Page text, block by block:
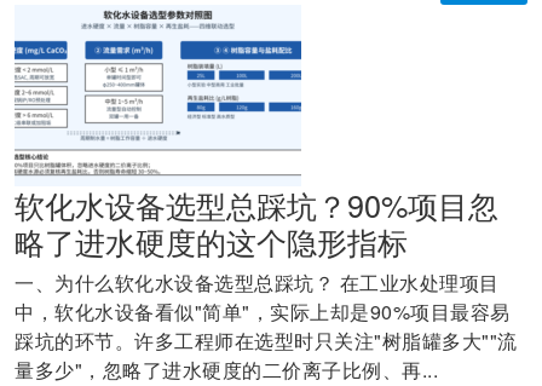
软化水设备选型总踩坑？90%项目忽
略了进水硬度的这个隐形指标
一、为什么软化水设备选型总踩坑？ 在工业水处理项目
中，软化水设备看似"简单"，实际上却是90%项目最容易
踩坑的环节。许多工程师在选型时只关注"树脂罐多大""流
量多少"，忽略了进水硬度的二价离子比例、再...